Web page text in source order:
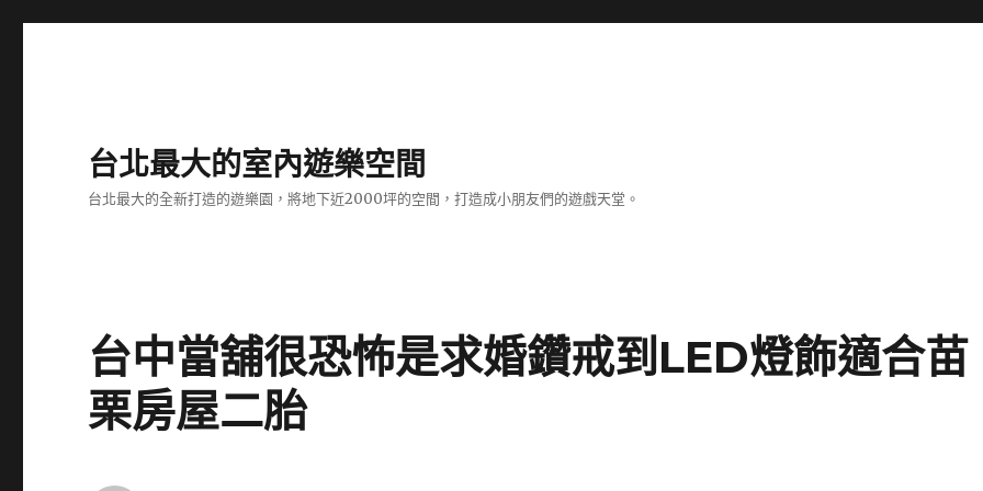
台北最大的室內遊樂空間
台北最大的全新打造的遊樂園，將地下近2000坪的空間，打造成小朋友們的遊戲天堂。
台中當舖很恐怖是求婚鑽戒到LED燈飾適合苗
栗房屋二胎